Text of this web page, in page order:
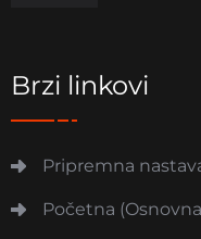
Brzi linkovi
Pripremna
Početna